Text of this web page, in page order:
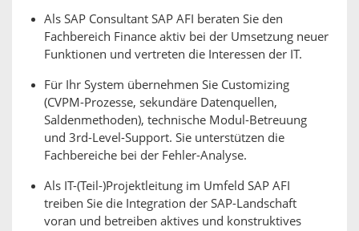
Als SAP Consultant SAP AFI beraten Sie den
Fachbereich Finance aktiv bei der Umsetzung neuer
Funktionen und vertreten die Interessen der IT.
Für Ihr System übernehmen Sie Customizing
(CVPM-Prozesse, sekundäre Datenquellen,
Saldenmethoden), technische Modul-Betreuung
und 3rd-Level-Support. Sie unterstützen die
Fachbereiche bei der Fehler-Analyse.
Als IT-(Teil-)Projektleitung im Umfeld SAP AFI
treiben Sie die Integration der SAP-Landschaft
voran und betreiben aktives und konstruktives